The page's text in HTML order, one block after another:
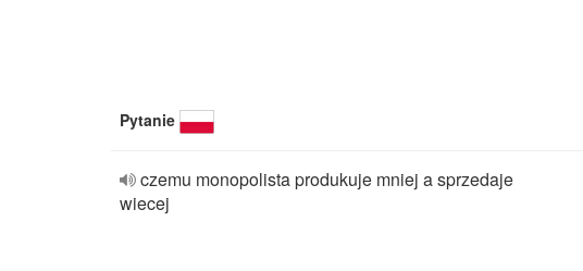
Pytanie
czemu monopolista produkuje mniej a sprzedaje
wiecej